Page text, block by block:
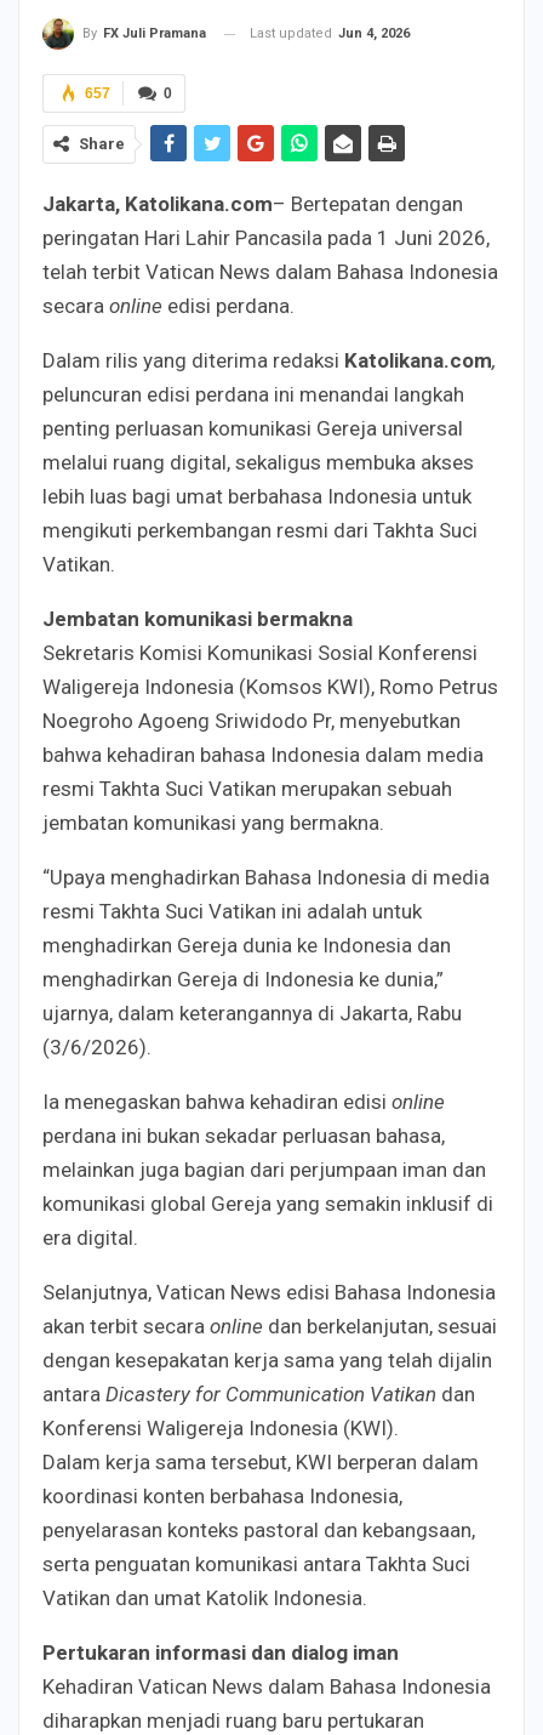
By FX Juli Pramana Last updated Jun 4, 2026
0
657
Share
Jakarta, Katolikana.com– Bertepatan dengan
peringatan Hari Lahir Pancasila pada 1 Juni 2026,
telah terbit Vatican News dalam Bahasa Indonesia
secara online edisi perdana.
Dalam rilis yang diterima redaksi Katolikana.com,
peluncuran edisi perdana ini menandai langkah
penting perluasan komunikasi Gereja universal
melalui ruang digital, sekaligus membuka akses
lebih luas bagi umat berbahasa Indonesia untuk
mengikuti perkembangan resmi dari Takhta Suci
Vatikan.
Jembatan komunikasi bermakna
Sekretaris Komisi Komunikasi Sosial Konferensi
Waligereja Indonesia (Komsos KWI), Romo Petrus
Noegroho Agoeng Sriwidodo Pr, menyebutkan
bahwa kehadiran bahasa Indonesia dalam media
resmi Takhta Suci Vatikan merupakan sebuah
jembatan komunikasi yang bermakna.
“Upaya menghadirkan Bahasa Indonesia di media
resmi Takhta Suci Vatikan ini adalah untuk
menghadirkan Gereja dunia ke Indonesia dan
menghadirkan Gereja di Indonesia ke dunia,”
ujarnya, dalam keterangannya di Jakarta, Rabu
(3/6/2026).
Ia menegaskan bahwa kehadiran edisi online
perdana ini bukan sekadar perluasan bahasa,
melainkan juga bagian dari perjumpaan iman dan
komunikasi global Gereja yang semakin inklusif di
era digital.
Selanjutnya, Vatican News edisi Bahasa Indonesia
akan terbit secara online dan berkelanjutan, sesuai
dengan kesepakatan kerja sama yang telah dijalin
antara Dicastery for Communication Vatikan dan
Konferensi Waligereja Indonesia (KWI).
Dalam kerja sama tersebut, KWI berperan dalam
koordinasi konten berbahasa Indonesia,
penyelarasan konteks pastoral dan kebangsaan,
serta penguatan komunikasi antara Takhta Suci
Vatikan dan umat Katolik Indonesia.
Pertukaran informasi dan dialog iman
Kehadiran Vatican News dalam Bahasa Indonesia
diharapkan menjadi ruang baru pertukaran